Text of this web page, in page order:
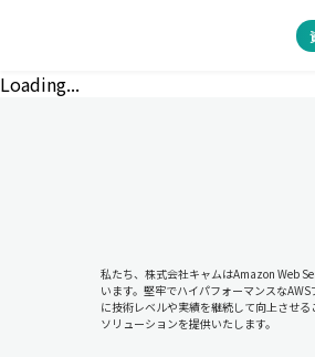
Loading...
私たち、株式会社キャムはAmazon Web
います。堅牢でハイパフォーマンスな
に技術レベルや実績を継続して向上させ
ソリューションを提供いたします。